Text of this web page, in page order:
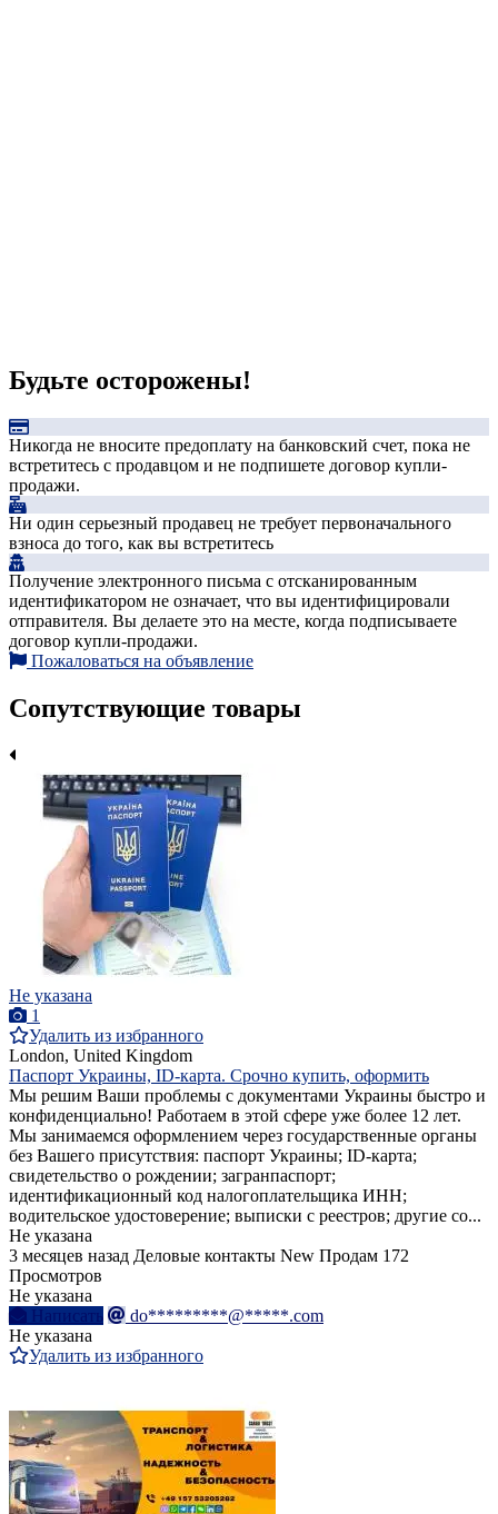
Будьте осторожены!
Никогда не вносите предоплату на банковский счет, пока не
встретитесь с продавцом и не подпишете договор купли-
продажи.
Ни один серьезный продавец не требует первоначального
взноса до того, как вы встретитесь
Получение электронного письма с отсканированным
идентификатором не означает, что вы идентифицировали
отправителя. Вы делаете это на месте, когда подписываете
договор купли-продажи.
Пожаловаться на объявление
Сопутствующие товары
Не указана
1
Удалить из избранного
London, United Kingdom
Паспорт Украины, ID-карта. Срочно купить, оформить
Мы решим Ваши проблемы с документами Украины быстро и
конфиденциально! Работаем в этой сфере уже более 12 лет.
Мы занимаемся оформлением через государственные органы
без Вашего присутствия: паспорт Украины; ID-карта;
свидетельство о рождении; загранпаспорт;
идентификационный код налогоплательщика ИНН;
водительское удостоверение; выписки с реестров; другие со...
Не указана
3 месяцев назад Деловые контакты New Продам 172
Просмотров
Не указана
Написать
do*********@*****.com
Не указана
Удалить из избранного